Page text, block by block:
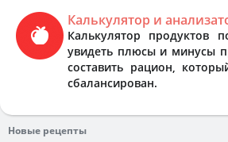
Калькулятор и
Калькулятор продуктов
увидеть плюсы и минусы
составить рацион,
сбалансирован.
Новые рецепты